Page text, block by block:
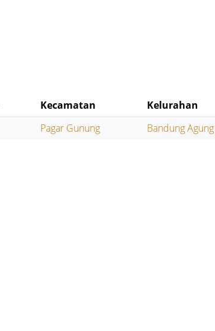
Kecamatan
Kelurahan
Pagar Gunung Bandung Agung